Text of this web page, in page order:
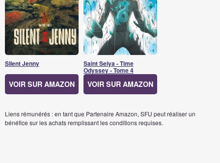
Silent Jenny
VOIR SUR AMAZON
Saint Seiya - Time
Odyssey - Tome 4
VOIR SUR AMAZON
Liens rémunérés : en tant que Partenaire Amazon, SFU peut réaliser un
bénéfice sur les achats remplissant les conditions requises.